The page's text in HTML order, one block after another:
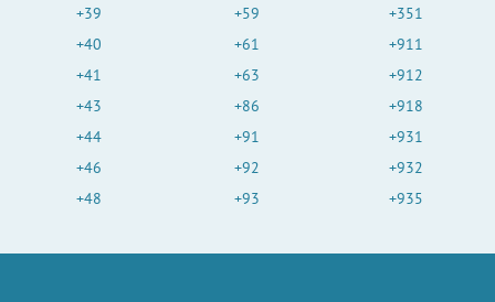
+39
+40
+41
+43
+44
+46
+48
+59
+61
+63
+86
+91
+92
+93
+351
+911
+912
+918
+931
+932
+935